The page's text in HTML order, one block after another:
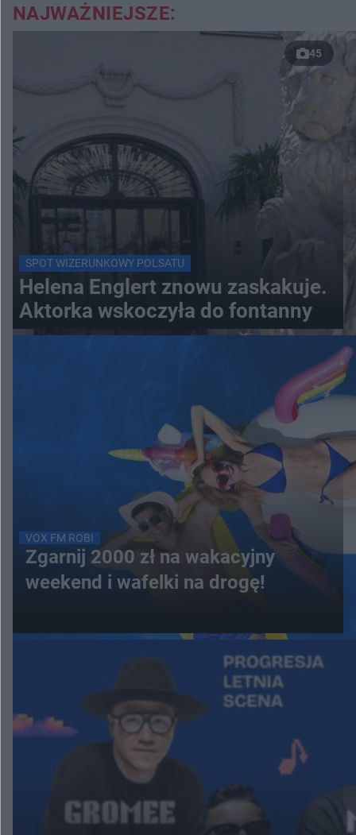
NAJWAŻNIEJSZE:
45
SPOT WIZERUNKOWY POLSATU
Helena Englert znowu zaskakuje.
Aktorka wskoczyła do fontanny
VOX FM ROBI
Zgarnij 2000 zł na wakacyjny
weekend i wafelki na drogę!